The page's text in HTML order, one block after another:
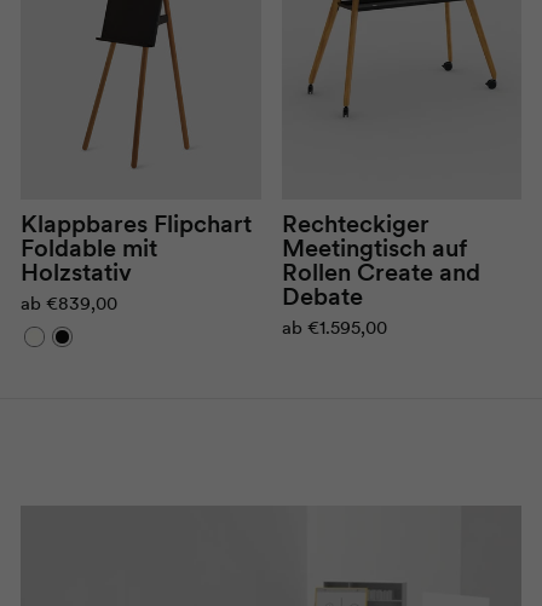
Klappbares Flipchart
Foldable mit
Holzstativ
ab €839,00
Rechteckiger
Meetingtisch auf
Rollen Create and
Debate
ab €1.595,00